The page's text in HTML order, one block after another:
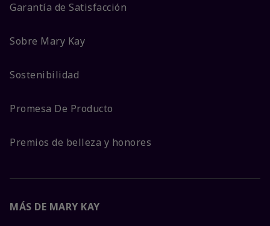
Garantía de Satisfacción
Sobre Mary Kay
Sostenibilidad
Promesa De Producto
Premios de belleza y honores
MÁS DE MARY KAY